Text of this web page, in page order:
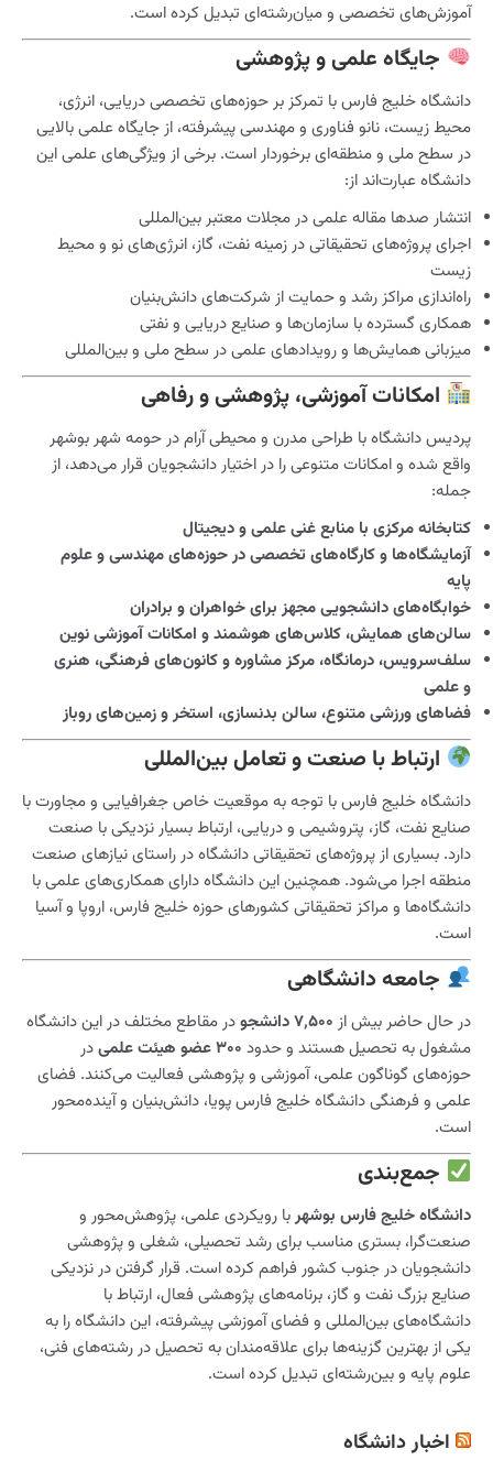
آموزش‌های تخصصی و میان‌رشته‌ای تبدیل کرده است.
جایگاه علمی و پژوهشی
دانشگاه خلیج فارس با تمرکز بر حوزه‌های تخصصی دریایی، انرژی،
محیط زیست، نانو فناوری و مهندسی پیشرفته، از جایگاه علمی بالایی
در سطح ملی و منطقه‌ای برخوردار است. برخی از ویژگی‌های علمی این
دانشگاه عبارت‌اند از:
انتشار صدها مقاله علمی در مجلات معتبر بین‌المللی
اجرای پروژه‌های تحقیقاتی در زمینه نفت، گاز، انرژی‌های نو و محیط
زیست
راه‌اندازی مراکز رشد و حمایت از شرکت‌های دانش‌بنیان
همکاری گسترده با سازمان‌ها و صنایع دریایی و نفتی
میزبانی همایش‌ها و رویدادهای علمی در سطح ملی و بین‌المللی
امکانات آموزشی، پژوهشی و رفاهی
پردیس دانشگاه با طراحی مدرن و محیطی آرام در حومه شهر بوشهر
واقع شده و امکانات متنوعی را در اختیار دانشجویان قرار می‌دهد، از
جمله:
کتابخانه مرکزی با منابع غنی علمی و دیجیتال
آزمایشگاه‌ها و کارگاه‌های تخصصی در حوزه‌های مهندسی و علوم
پایه
خوابگاه‌های دانشجویی مجهز برای خواهران و برادران
سالن‌های همایش، کلاس‌های هوشمند و امکانات آموزشی نوین
سلف‌سرویس، درمانگاه، مرکز مشاوره و کانون‌های فرهنگی، هنری
و علمی
فضاهای ورزشی متنوع، سالن بدنسازی، استخر و زمین‌های روباز
ارتباط با صنعت و تعامل بین‌المللی
دانشگاه خلیج فارس با توجه به موقعیت خاص جغرافیایی و مجاورت با
صنایع نفت، گاز، پتروشیمی و دریایی، ارتباط بسیار نزدیکی با صنعت
دارد. بسیاری از پروژه‌های تحقیقاتی دانشگاه در راستای نیازهای صنعت
منطقه اجرا می‌شود. همچنین این دانشگاه دارای همکاری‌های علمی با
دانشگاه‌ها و مراکز تحقیقاتی کشورهای حوزه خلیج فارس، اروپا و آسیا
است.
جامعه دانشگاهی
در حال حاضر بیش از ۷٬۵۰۰ دانشجو
در مقاطع مختلف در این دانشگاه
مشغول به تحصیل هستند و حدود ۳۰۰ عضو هیئت علمی
در
حوزه‌های گوناگون علمی، آموزشی و پژوهشی فعالیت می‌کنند. فضای
علمی و فرهنگی دانشگاه خلیج فارس پویا، دانش‌بنیان و آینده‌محور
است.
جمع‌بندی
دانشگاه خلیج فارس بوشهربا رویکردی علمی، پژوهش‌محور و
صنعت‌گرا، بستری مناسب برای رشد تحصیلی، شغلی و پژوهشی
دانشجویان در جنوب کشور فراهم کرده است. قرار گرفتن در نزدیکی
صنایع بزرگ نفت و گاز، برنامه‌های پژوهشی فعال، ارتباط با
دانشگاه‌های بین‌المللی و فضای آموزشی پیشرفته، این دانشگاه را به
یکی از بهترین گزینه‌ها برای علاقه‌مندان به تحصیل در رشته‌های فنی،
علوم پایه و بین‌رشته‌ای تبدیل کرده است.
اخبار دانشگاه